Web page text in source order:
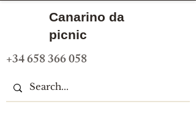
Canarino da
picnic
+34 658 366 058